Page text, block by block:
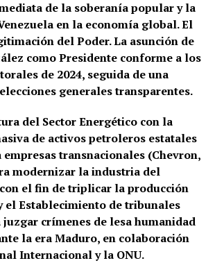
de la soberanía popular y la
en la economía global. El
del Poder. La asunción de
como Presidente conforme a los
de 2024, seguida de una
generales transparentes.
del Sector Energético con la
de activos petroleros estatales
transnacionales (Chevron,
modernizar la industria del
el fin de triplicar la producción
elEstablecimiento de tribunales
juzgar crímenes de lesa humanidad
la era Maduro, en colaboración
Internacional y la ONU.